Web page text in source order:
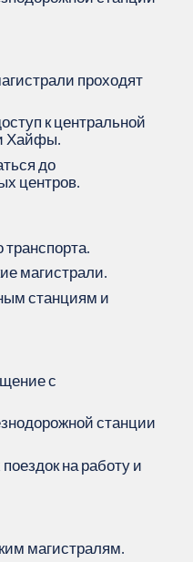
проходят
к центральной
Хайфы.
до
центров.
транспорта.
магистрали.
станциям и
с
станции
на работу и
магистралям.